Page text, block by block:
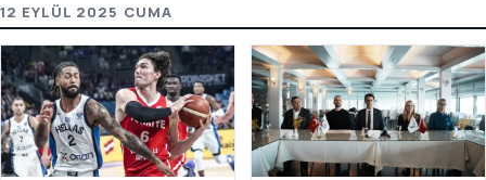
12 EYLÜL 2025 CUMA